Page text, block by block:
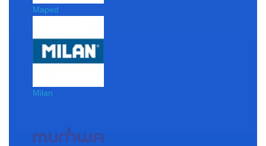
Maped
Milan